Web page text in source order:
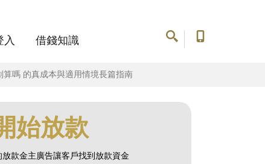
入 借錢知識
嗎 的真成本與適用情境長篇指南
始放款
款金主廣告讓客戶找到放款資金